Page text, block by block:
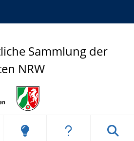
Sammlung der
NRW